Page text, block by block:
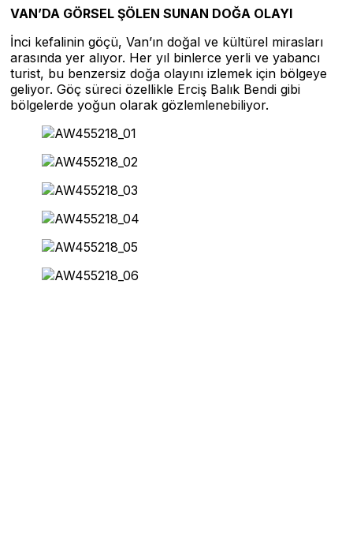
VAN’DA GÖRSEL ŞÖLEN SUNAN DOĞA OLAYI
İnci kefalinin göçü, Van’ın doğal ve kültürel mirasları
arasında yer alıyor. Her yıl binlerce yerli ve yabancı
turist, bu benzersiz doğa olayını izlemek için bölgeye
geliyor. Göç süreci özellikle Erciş Balık Bendi gibi
bölgelerde yoğun olarak gözlemlenebiliyor.